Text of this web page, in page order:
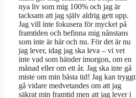
nya liv som mig 100% och jag är
tacksam att jag själv aldrig gett upp.
Jag vill inte fokusera för mycket på
framtiden och befinna mig nånstans
som inte är här och nu. För det är nu
jag lever, idag jag ska leva – vi vet
inte vad som händer imorgon, om en
månad eller om ett år. Jag ska inte gå
miste om min bästa tid! Jag kan tryggt
gå vidare medvetandes om att jag
säkrat min framtid men att jag lever i